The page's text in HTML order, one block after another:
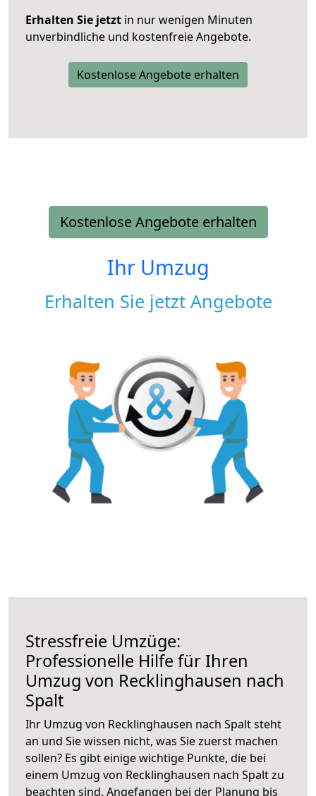
Erhalten Sie jetzt in nur wenigen Minuten
unverbindliche und kostenfreie Angebote.
Kostenlose Angebote erhalten
Kostenlose Angebote erhalten
Ihr Umzug
Erhalten Sie jetzt Angebote
Stressfreie Umzüge:
Professionelle Hilfe für Ihren
Umzug von Recklinghausen nach
Spalt
Ihr Umzug von Recklinghausen nach Spalt steht
an und Sie wissen nicht, was Sie zuerst machen
sollen? Es gibt einige wichtige Punkte, die bei
einem Umzug von Recklinghausen nach Spalt zu
beachten sind. Angefangen bei der Planung bis